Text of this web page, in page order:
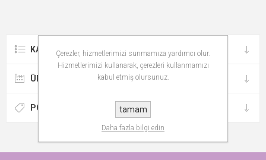
KATEGORILER
ÜRETICILER
POPÜLER ETIKETLER
Çerezler, hizmetlerimizi sunmamıza yardımcı olur.
Hizmetlerimizi kullanarak, çerezleri kullanmamızı
kabul etmiş olursunuz.
tamam
Daha fazla bilgi edin